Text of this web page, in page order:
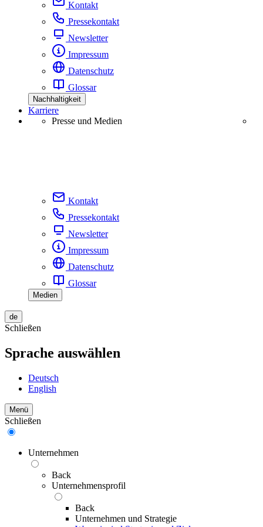
Kontakt
Pressekontakt
Newsletter
Impressum
Datenschutz
Glossar
Nachhaltigkeit
Karriere
Presse und Medien
Kontakt
Pressekontakt
Newsletter
Impressum
Datenschutz
Glossar
Medien
de
Schließen
Sprache auswählen
Deutsch
English
Menü
Schließen
Unternehmen
Back
Unternehmensprofil
Back
Unternehmen und Strategie